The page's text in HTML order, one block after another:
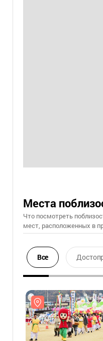
Места
Что посмотреть
мест, расположенных в
Все